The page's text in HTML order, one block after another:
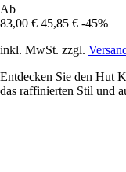
Ab
83,00 € 45,85 € -45%
inkl. MwSt. zzgl.
Entdecken Sie den Hut
das raffinierten Stil und